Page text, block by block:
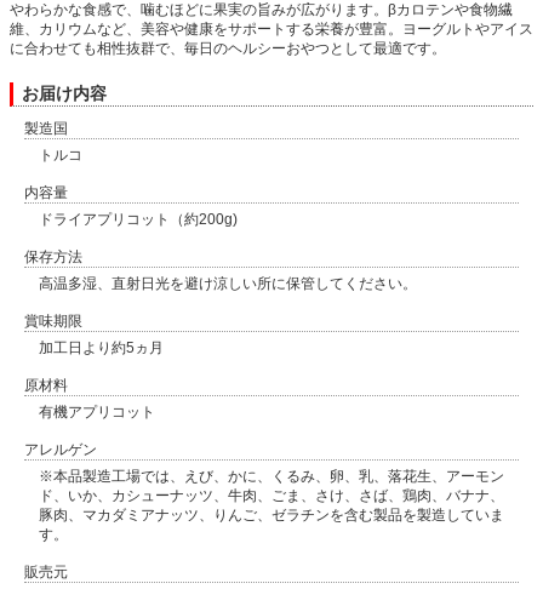
やわらかな食感で、噛むほどに果実の旨みが広がります。βカロテンや食物繊
維、カリウムなど、美容や健康をサポートする栄養が豊富。ヨーグルトやアイス
に合わせても相性抜群で、毎日のヘルシーおやつとして最適です。
お届け内容
製造国
トルコ
内容量
ドライアプリコット（約200g)
保存方法
高温多湿、直射日光を避け涼しい所に保管してください。
賞味期限
加工日より約5ヵ月
原材料
有機アプリコット
アレルゲン
※本品製造工場では、えび、かに、くるみ、卵、乳、落花生、アーモン
ド、いか、カシューナッツ、牛肉、ごま、さけ、さば、鶏肉、バナナ、
豚肉、マカダミアナッツ、りんご、ゼラチンを含む製品を製造していま
す。
販売元